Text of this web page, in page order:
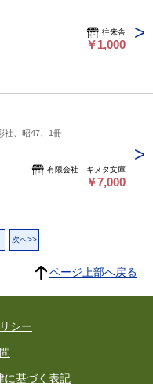
往来舎
￥1,000
社、昭47、1冊
有限会社 キヌタ文庫
￥7,000
次へ>>
ページ上部へ戻る
シー
に基づく表記